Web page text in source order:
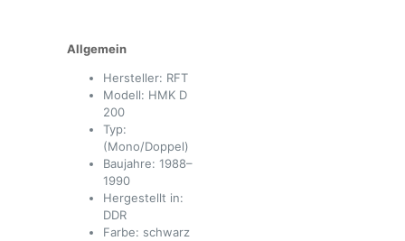
Allgemein
Hersteller: RFT
Modell: HMK D
200
Typ:
(Mono/Doppel)
Baujahre: 1988–
1990
Hergestellt in:
DDR
Farbe: schwarz